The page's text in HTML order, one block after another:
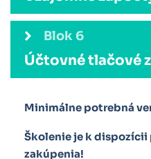
Ďalšia lekcia
Ďalšia lekcia
Blok 6
Účtovné tlačové
Minimálne potrebná
Školenie je k dispozícii
zakúpenia!